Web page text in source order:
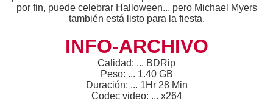
por fin, puede celebrar Halloween... pero Michael Myers
también está listo para la fiesta.
INFO-ARCHIVO
Calidad: ... BDRip
Peso: ... 1.40 GB
Duración: ... 1Hr 28 Min
Codec video: ... x264